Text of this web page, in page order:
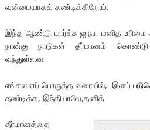
வன்மையாகக் கண்டிக்கிறோம்.
இந்த ஆண்டு மார்ச்சு ஐ.நா. மனித
நான்கு நாடுகள் தீர்மானம்
வந்துள்ளன.
எங்களைப் பொருத்த வரையில், இனப்
தண்டிக்க, இந்தியாவே,தனித்
தீர்மானத்தை